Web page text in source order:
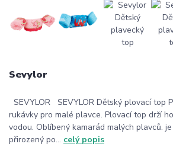
Sevylor
SEVYLOR SEVYLOR Dětský plovací top
rukávky pro malé plavce. Plovací top drží
vodou. Oblíbený kamarád malých plavců.
přirozený po... celý popis